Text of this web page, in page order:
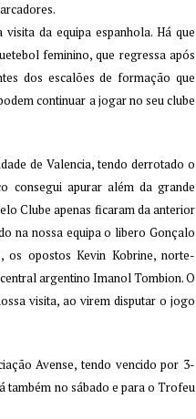
da equipa espanhola. Há que
feminino, que regressa após
dos escalões de formação que
continuar a jogar no seu clube
de Valencia, tendo derrotado o
consegui apurar além da grande
Clube apenas ficaram da anterior
na nossa equipa o libero Gonçalo
os opostos Kevin Kobrine, norte-
argentino Imanol Tombion. O
visita, ao virem disputar o jogo
Avense, tendo vencido por 3-
também no sábado e para o Trofeu